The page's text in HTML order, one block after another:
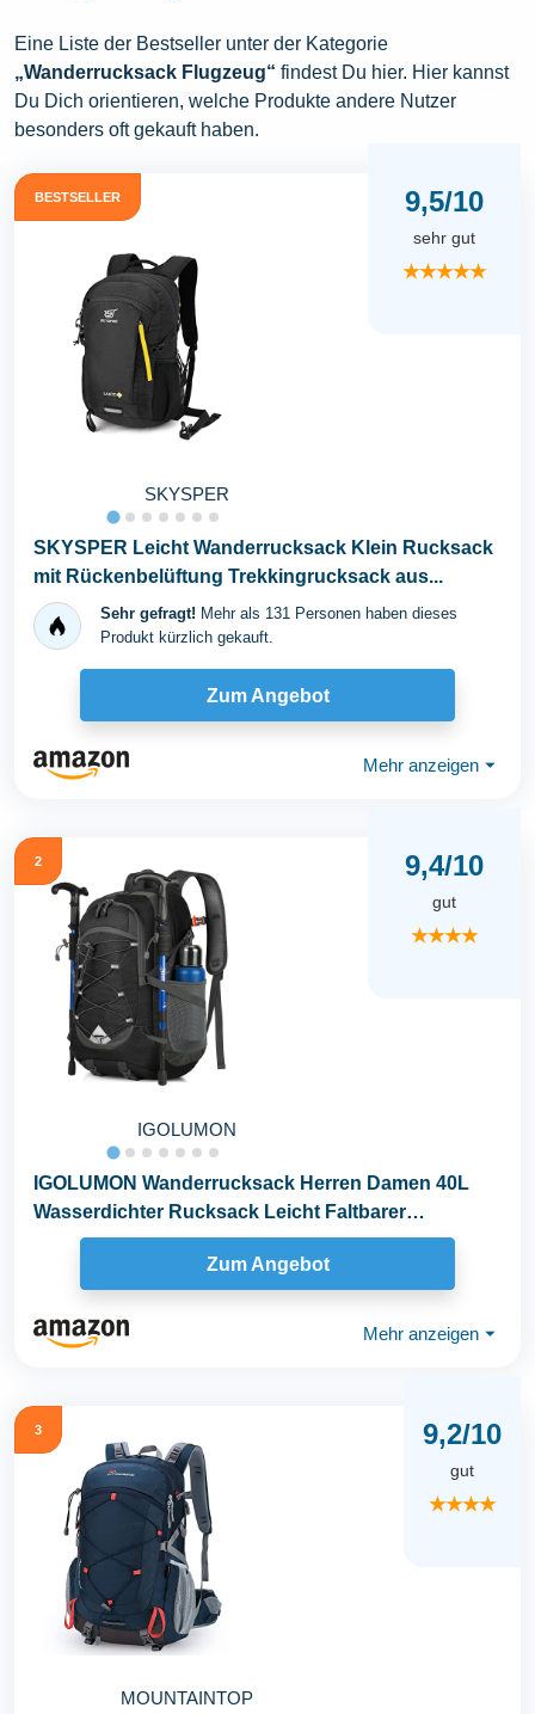
Eine Liste der Bestseller unter der Kategorie
„Wanderrucksack Flugzeug“ findest Du hier. Hier kannst
Du Dich orientieren, welche Produkte andere Nutzer
besonders oft gekauft haben.
BESTSELLER
SKYSPER
9,5/10
sehr gut
★★★★★
SKYSPER Leicht Wanderrucksack Klein Rucksack
mit Rückenbelüftung Trekkingrucksack aus...
Sehr gefragt! Mehr als 131 Personen haben dieses
Produkt kürzlich gekauft.
Zum Angebot
Mehr anzeigen ⏷
2
IGOLUMON
9,4/10
gut
★★★★
IGOLUMON Wanderrucksack Herren Damen 40L
Wasserdichter Rucksack Leicht Faltbarer
Reiserucksack...
Zum Angebot
Mehr anzeigen ⏷
3
MOUNTAINTOP
9,2/10
gut
★★★★